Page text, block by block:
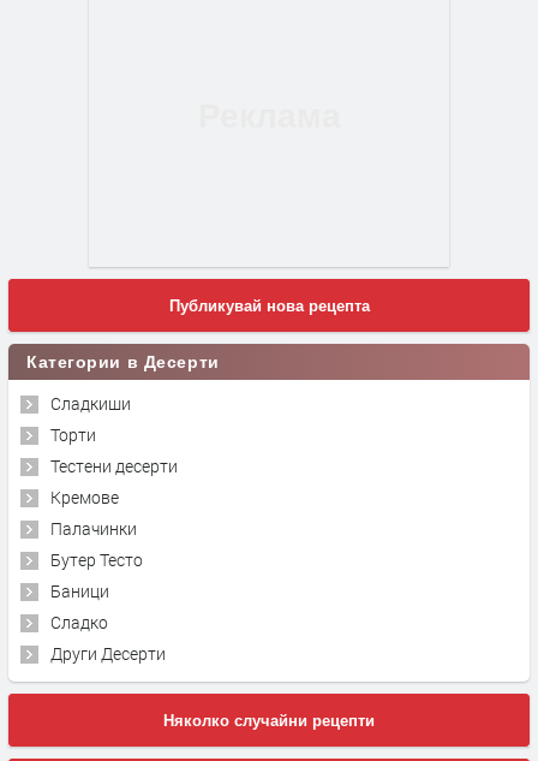
Публикувай нова рецепта
Категории в Десерти
Сладкиши
Торти
Тестени десерти
Кремове
Палачинки
Бутер Тесто
Баници
Сладко
Други Десерти
Няколко случайни рецепти